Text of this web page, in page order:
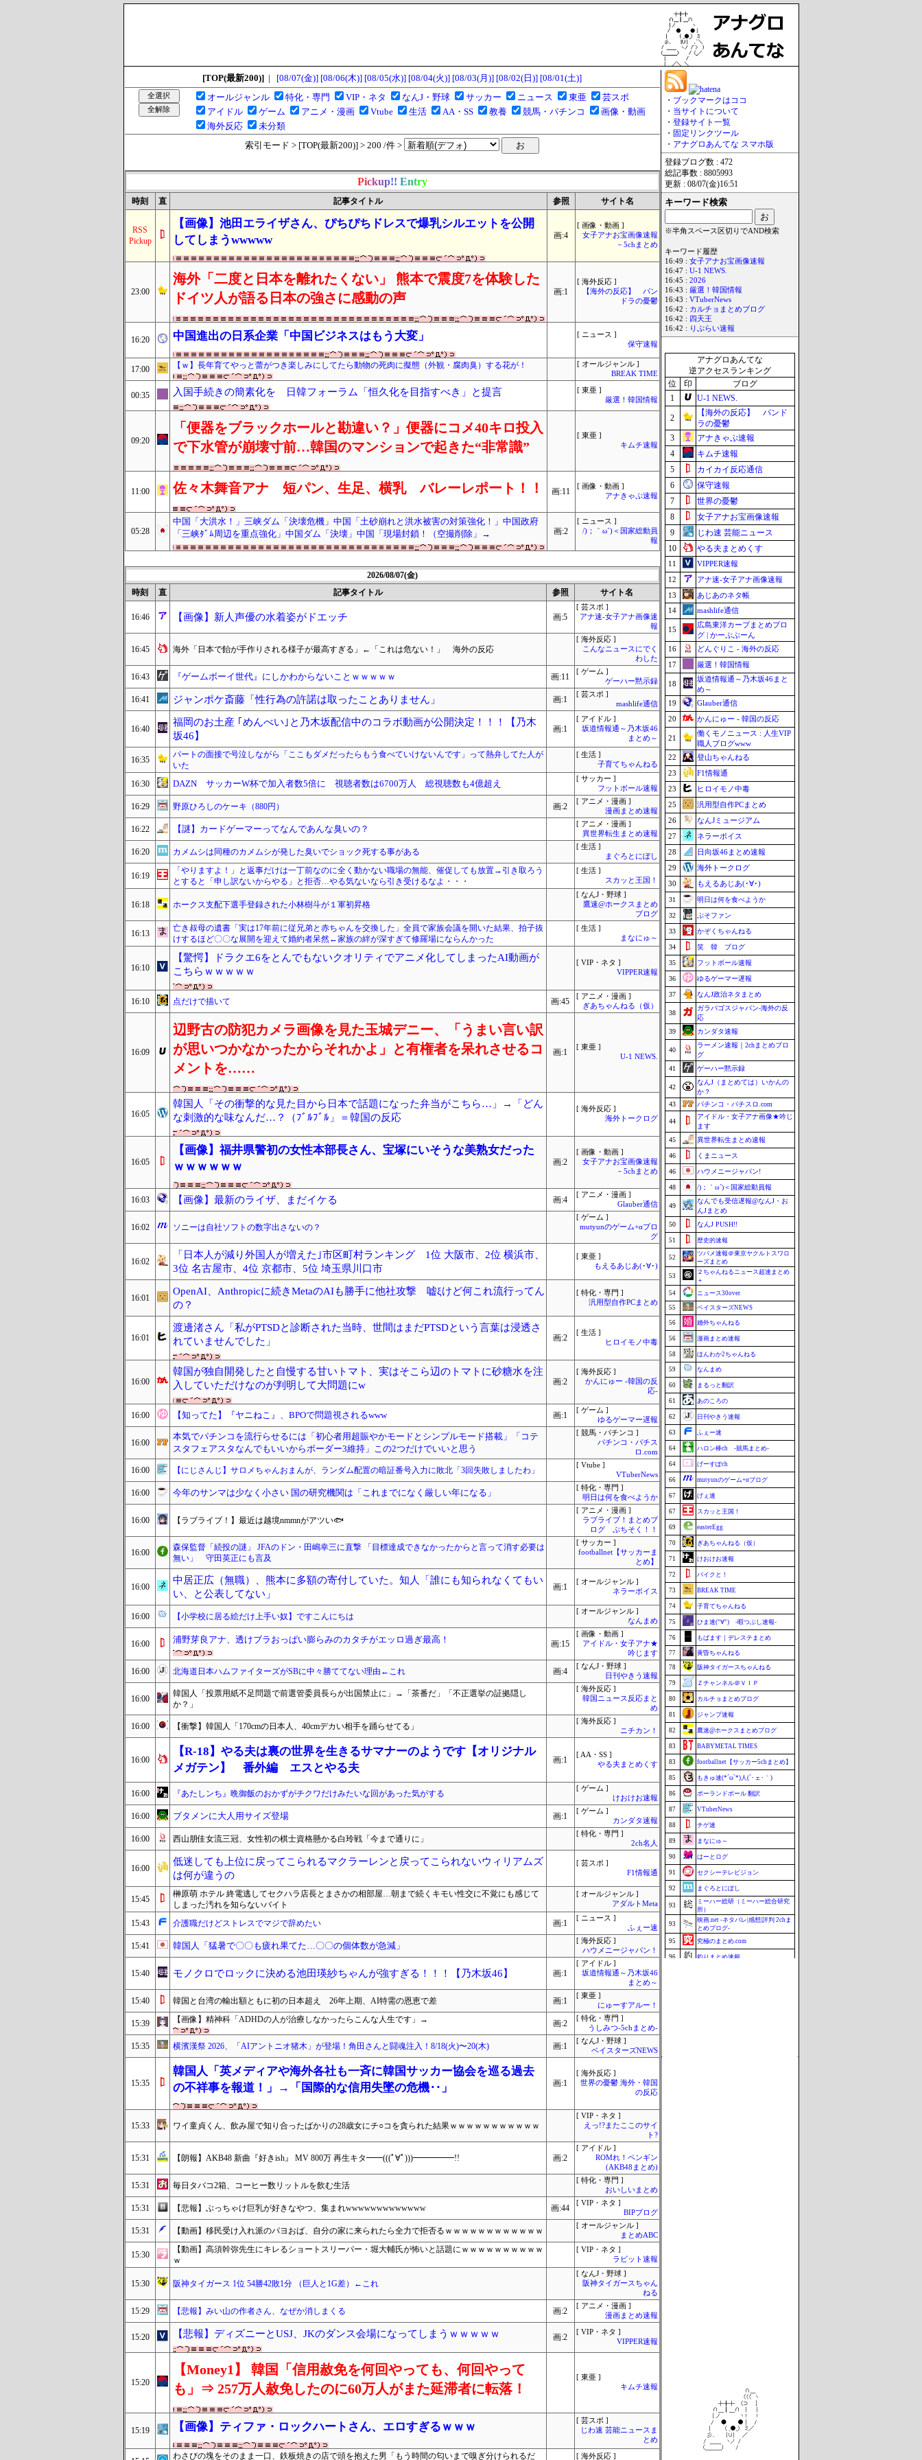
[TOP(最新200)] | [08/07(金)] [08/06(木)] [08/05(水)] [08/04(火)] [08/03(月)] [08/02(日)] [08/01(土)]
オールジャンル
特化・専門 VIP・ネタ なんJ・野球 サッカー ニュース 東亜
芸スポ
アイドル
ゲーム アニメ・漫画 Vtube 生活 AA・SS 教養 競馬・パチンコ
画像・動画
海外反応
未分類
索引モード > [TOP(最新200)] > 200 /件 >
Pickup!! Entry
時刻 直 記事タイトル 参照 サイト名
RSS
Pickup
【画像】池田エライザさん、ぴちぴちドレスで爆乳シルエットを公開
してしまうwwwww
画:4
[ 画像・動画 ]
女子アナお宝画像速報
－5chまとめ
23:00
海外「二度と日本を離れたくない」 熊本で震度7を体験した
ドイツ人が語る日本の強さに感動の声
画:1
[ 海外反応 ]
【海外の反応】 パン
ドラの憂鬱
16:20 中国進出の日系企業「中国ビジネスはもう大変」
[ ニュース ]
保守速報
17:00 【ｗ】長年育てやっと蕾がつき楽しみにしてたら動物の死肉に擬態（外観・腐肉臭）する花が！
[ オールジャンル ]
BREAK TIME
00:35 入国手続きの簡素化を 日韓フォーラム「恒久化を目指すべき」と提言
[ 東亜 ]
厳選！韓国情報
09:20
「便器をブラックホールと勘違い？」便器にコメ40キロ投入
で下水管が崩壊寸前…韓国のマンションで起きた“非常識”
[ 東亜 ]
キムチ速報
11:00 佐々木舞音アナ 短パン、生足、横乳 バレーレポート！！ 画:11
[ 画像・動画 ]
アナきゃぷ速報
05:28
中国「大洪水！」三峡ダム「決壊危機」中国「土砂崩れと洪水被害の対策強化！」中国政府
「三峡ﾀﾞﾑ周辺を重点強化」中国ダム「決壊」中国「現場封鎖！（空撮削除」→
画:2
[ ニュース ]
/)；｀ω´)＜国家総動員
報
2026/08/07(金)
時刻
直 記事タイトル 参照 サイト名
16:46 【画像】新人声優の水着姿がドエッチ 画:5
[ 芸スポ ]
アナ速‐女子アナ画像速
報
16:45 海外「日本で飴が手作りされる様子が最高すぎる」←「これは危ない！」 海外の反応
[ 海外反応 ]
こんなニュースにでく
わした
16:43 『ゲームボーイ世代』にしかわからないことｗｗｗｗｗ 画:11
[ ゲーム ]
ゲーハー黙示録
16:41 ジャンポケ斎藤「性行為の許諾は取ったことありません」 画:1
[ 芸スポ ]
mashlife通信
16:40
福岡のお土産 ｢めんべい｣と乃木坂配信中のコラボ動画が公開決定！！！【乃木
坂46】
画:1
[ アイドル ]
坂道情報通～乃木坂46
まとめ～
16:35
パートの面接で号泣しながら「ここもダメだったらもう食べていけないんです」って熱弁してた人が
いた
[ 生活 ]
子育てちゃんねる
16:30 DAZN サッカーW杯で加入者数5倍に 視聴者数は6700万人 総視聴数も4億超え
[ サッカー ]
フットボール速報
16:29 野原ひろしのケーキ（880円） 画:2
[ アニメ・漫画 ]
漫画まとめ速報
16:22 【謎】カードゲーマーってなんであんな臭いの？
[ アニメ・漫画 ]
異世界転生まとめ速報
16:20 カメムシは同種のカメムシが発した臭いでショック死する事がある
[ 生活 ]
まぐろとにぼし
16:19
「やりますよ！」と返事だけは一丁前なのに全く動かない職場の無能、催促しても放置→引き取ろう
とすると「申し訳ないからやる」と拒否…やる気ないなら引き受けるなよ・・・
[ 生活 ]
スカッと王国！
16:18 ホークス支配下選手登録された小林樹斗が１軍初昇格
[ なんJ・野球 ]
鷹速@ホークスまとめ
ブログ
16:13
亡き叔母の遺書「実は17年前に従兄弟と赤ちゃんを交換した」全員で家族会議を開いた結果、拍子抜
けするほど〇〇な展開を迎えて婚約者呆然←家族の絆が深すぎて修羅場にならんかった
[ 生活 ]
まなにゅ～
16:10
【驚愕】ドラクエ6をとんでもないクオリティでアニメ化してしまったAI動画が
こちらｗｗｗｗｗ
[ VIP・ネタ ]
VIPPER速報
16:10 点だけで描いて 画:45
[ アニメ・漫画 ]
ぎあちゃんねる（仮）
16:09
辺野古の防犯カメラ画像を見た玉城デニー、「うまい言い訳
が思いつかなかったからそれかよ」と有権者を呆れさせるコ
メントを……
画:1
[ 東亜 ]
U-1 NEWS.
16:05
韓国人「その衝撃的な見た目から日本で話題になった弁当がこちら…」→「どん
な刺激的な味なんだ…？（ﾌﾞﾙﾌﾞﾙ」＝韓国の反応
[ 海外反応 ]
海外トークログ
16:05
【画像】福井県警初の女性本部長さん、宝塚にいそうな美熟女だった
ｗｗｗｗｗｗ
画:2
[ 画像・動画 ]
女子アナお宝画像速報
－5chまとめ
16:03 【画像】最新のライザ、まだイケる 画:4
[ アニメ・漫画 ]
Glauber通信
16:02 ソニーは自社ソフトの数字出さないの？
[ ゲーム ]
mutyunのゲーム+αブロ
グ
16:02
「日本人が減り外国人が増えた｣市区町村ランキング 1位 大阪市、2位 横浜市、
3位 名古屋市、4位 京都市、5位 埼玉県川口市
[ 東亜 ]
もえるあじあ(･∀･)
16:01
OpenAI、Anthropicに続きMetaのAIも勝手に他社攻撃 嘘ξけど何これ流行ってん
の？
[ 特化・専門 ]
汎用型自作PCまとめ
16:01
渡邊渚さん「私がPTSDと診断された当時、世間はまだPTSDという言葉は浸透さ
れていませんでした」
画:2
[ 生活 ]
ヒロイモノ中毒
16:00
韓国が独自開発したと自慢する甘いトマト、実はそこら辺のトマトに砂糖水を注
入していただけなのが判明して大問題にw
画:2
[ 海外反応 ]
かんにゅー -韓国の反
応-
16:00 【知ってた】『ヤニねこ』、BPOで問題視されるwww 画:1
[ ゲーム ]
ゆるゲーマー遅報
16:00
本気でパチンコを流行らせるには「初心者用超賑やかモードとシンプルモード搭載」「コテ
スタフェアスタなんでもいいからボーダー3維持」この2つだけでいいと思う
[ 競馬・パチンコ ]
パチンコ・パチス
ロ.com
16:00 【にじさんじ】サロメちゃんおまんが、ランダム配置の暗証番号入力に敗北「3回失敗しましたわ」
[ Vtube ]
VTuberNews
16:00 今年のサンマは少なく小さい 国の研究機関は「これまでになく厳しい年になる」
[ 特化・専門 ]
明日は何を食べようか
16:00 【ラブライブ！】最近は越境nmmnがアツい🐟
[ アニメ・漫画 ]
ラブライブ！まとめブ
ログ ぷちそく！！
16:00
森保監督「続投の謎」 JFAのドン・田嶋幸三に直撃 「目標達成できなかったからと言って消す必要は
無い」 守田英正にも言及
[ サッカー ]
footballnet【サッカーま
とめ】
16:00
中居正広（無職）、熊本に多額の寄付していた。知人「誰にも知られなくてもい
い、と公表してない」
画:1
[ オールジャンル ]
ネラーボイス
16:00 【小学校に居る絵だけ上手い奴】ですこんにちは
[ オールジャンル ]
なんまめ
16:00 浦野芽良アナ、透けブラおっぱい膨らみのカタチがエッロ過ぎ最高！ 画:15
[ 画像・動画 ]
アイドル・女子アナ★
吟じます
16:00 北海道日本ハムファイターズがSBに中々勝ててない理由←これ 画:4
[ なんJ・野球 ]
日刊やきう速報
16:00
韓国人「投票用紙不足問題で前選管委員長らが出国禁止に」→「茶番だ」「不正選挙の証拠隠し
か？」
[ 海外反応 ]
韓国ニュース反応まと
め
16:00 【衝撃】韓国人「170cmの日本人、40cmデカい相手を踊らせてる」
[ 海外反応 ]
ニチカン！
16:00
【R-18】やる夫は裏の世界を生きるサマナーのようです【オリジナル
メガテン】 番外編 エスとやる夫
画:1
[ AA・SS ]
やる夫まとめくす
16:00 『あたしンち』晩御飯のおかずがチクワだけみたいな回があった気がする
[ ゲーム ]
けおけお速報
16:00 ブタメンに大人用サイズ登場 画:1
[ ゲーム ]
カンダタ速報
16:00 西山朋佳女流三冠、女性初の棋士資格懸かる白玲戦「今まで通りに」
[ 特化・専門 ]
2ch名人
16:00
低迷しても上位に戻ってこられるマクラーレンと戻ってこられないウィリアムズ
は何が違うの
[ 芸スポ ]
F1情報通
15:45
榊原萌 ホテル 終電逃してセクハラ店長とまさかの相部屋…朝まで続くキモい性交に不覚にも感じて
しまった汚れを知らないバイト
[ オールジャンル ]
アダルトMeta
15:43 介護職だけどストレスでマジで辞めたい 画:1
[ ニュース ]
ふぇー速
15:41 韓国人「猛暑で〇〇も疲れ果てた…〇〇の個体数が急減」
[ 海外反応 ]
ハウメニージャパン！
15:40 モノクロでロックに決める池田瑛紗ちゃんが強すぎる！！！【乃木坂46】 画:1
[ アイドル ]
坂道情報通～乃木坂46
まとめ～
15:40 韓国と台湾の輸出額ともに初の日本超え 26年上期、AI特需の恩恵で差 画:1
[ 東亜 ]
にゅーすアルー！
15:39 【画像】精神科「ADHDの人が治療しなかったらこんな人生です」→ 画:2
[ 特化・専門 ]
うしみつ-5chまとめ-
15:35 横濱漢祭 2026、「AIアントニオ猪木」が登場！角田さんと闘魂注入！8/18(火)〜20(木) 画:1
[ なんJ・野球 ]
ベイスターズNEWS
15:35
韓国人「英メディアや海外各社も一斉に韓国サッカー協会を巡る過去
の不祥事を報道！」→「国際的な信用失墜の危機‥」
画:1
[ 海外反応 ]
世界の憂鬱 海外・韓国
の反応
15:33 ワイ童貞くん、飲み屋で知り合ったばかりの28歳女にチ○コを貪られた結果ｗｗｗｗｗｗｗｗｗｗｗ
[ VIP・ネタ ]
えっ!?またここのサイ
ト?
15:31 【朗報】AKB48 新曲『好きish』 MV 800万 再生キタ━━(((ﾟ∀ﾟ)))━━━━━!! 画:2
[ アイドル ]
ROMれ！ペンギン
(AKB48まとめ)
15:31 毎日タバコ2箱、コーヒー数リットルを飲む生活
[ 特化・専門 ]
おいしいまとめ
15:31 【悲報】ぶっちゃけ巨乳が好きなやつ、集まれwwwwwwwwwwwww 画:44
[ VIP・ネタ ]
BIPブログ
15:31 【動画】移民受け入れ派のパヨおば、自分の家に来られたら全力で拒否るｗｗｗｗｗｗｗｗｗｗｗｗ
[ オールジャンル ]
まとめABC
15:30
【動画】高須幹弥先生にキレるショートスリーパー・堀大輔氏が怖いと話題にｗｗｗｗｗｗｗｗｗｗ
ｗ
[ VIP・ネタ ]
ラビット速報
15:30 阪神タイガース 1位 54勝42敗1分 （巨人と1G差）←これ
[ なんJ・野球 ]
阪神タイガースちゃん
ねる
15:29 【悲報】みい山の作者さん、なぜか消しまくる 画:2
[ アニメ・漫画 ]
漫画まとめ速報
15:20 【悲報】ディズニーとUSJ、JKのダンス会場になってしまうｗｗｗｗｗ 画:2
[ VIP・ネタ ]
VIPPER速報
15:20
【Money1】 韓国「信用赦免を何回やっても、何回やって
も」⇒ 257万人赦免したのに60万人がまた延滞者に転落！
[ 東亜 ]
キムチ速報
15:19 【画像】ティファ・ロックハートさん、エロすぎるｗｗｗ
[ 芸スポ ]
じわ速 芸能ニュースま
とめ
わさびの塊をそのまま一口、鉄板焼きの店で頭を抱えた男「もう時間の匂いまで嗅ぎ分けられるだ [ 海外反応 ]
・ ブックマークはココ
・ 当サイトについて
・ 登録サイト一覧
・ 固定リンクツール
・ アナグロあんてな スマホ版
登録ブログ数 : 472
総記事数 : 8805993
更新 : 08/07(金)16:51
キーワード検索
※半角スペース区切りでAND検索
キーワード履歴
16:49 : 女子アナお宝画像速報
16:47 : U-1 NEWS.
16:45 : 2026
16:43 : 厳選！韓国情報
16:43 : VTuberNews
16:42 : カルチョまとめブログ
16:42 : 四天王
16:42 : りぷらい速報
アナグロあんてな
逆アクセスランキング
位
印
ブログ
1
U-1 NEWS.
2
【海外の反応】 パンド
ラの憂鬱
3
アナきゃぷ速報
4
キムチ速報
5
カイカイ反応通信
6
保守速報
7
世界の憂鬱
8
女子アナお宝画像速報
9
じわ速 芸能ニュース
10
やる夫まとめくす
11
VIPPER速報
12
アナ速‐女子アナ画像速報
13
あじあのネタ帳
14
mashlife通信
15
広島東洋カープまとめブロ
グ | かーぷぶーん
16
どんぐりこ - 海外の反応
17
厳選！韓国情報
18
坂道情報通～乃木坂46まと
め～
19
Glauber通信
20
かんにゅー - 韓国の反応
21
働くモノニュース : 人生VIP
職人ブログwww
22
登山ちゃんねる
23
F1情報通
23
ヒロイモノ中毒
25
汎用型自作PCまとめ
26
なんJミュージアム
27
ネラーボイス
28
日向坂46まとめ速報
29
海外トークログ
30
もえるあじあ(･∀･)
31 明日は何を食べようか
32 ぷそファン
33 かぞくちゃんねる
34 笑 韓 ブログ
35 フットボール速報
36 ゆるゲーマー遅報
37 なんJ政治ネタまとめ
38
ガラパゴスジャパン-海外の反
応
39
カンダタ速報
40
ラーメン速報｜2chまとめブロ
グ
41
ゲーハー黙示録
42
なんJ（まとめては）いかんの
か？
43
パチンコ・パチスロ.com
44
アイドル・女子アナ画像★吟じ
ます
45
異世界転生まとめ速報
46 くまニュース
46 ハウメニージャパン!
48 /)；｀ω´)＜国家総動員報
49
なんでも受信遅報@なんJ・お
んJまとめ
50
なんJ PUSH!!
51 歴史的速報
52
ツバメ速報＠東京ヤクルトスワロ
ーズまとめ
53
２ちゃんねるニュース超速まとめ
＋
54
ニュース30over
55 ベイスターズNEWS
56 婚外ちゃんねる
56 漫画まとめ速報
58 ほんわか2ちゃんねる
59 なんまめ
60 まるっと翻訳
61 あのころの
62 日刊やきう速報
63 ふぇー速
64 ハロン棒ch -競馬まとめ-
64 げーすぽch
66 mutyunのゲーム+αブログ
67 げぇ速
67 スカッと王国！
69 easterEgg
70 ぎあちゃんねる（仮）
71 けおけお速報
72 バイクと！
73 BREAK TIME
74 子育てちゃんねる
75 ひま速(°∀°) -暇つぶし速報-
76 もばます｜デレステまとめ
77 黄昏ちゃんねる
78 阪神タイガースちゃんねる
79 Ｚチャンネル＠ＶＩＰ
80 カルチョまとめブログ
81 ジャンプ速報
82 鷹速@ホークスまとめブログ
83 BABYMETAL TIMES
83 footballnet【サッカー5chまとめ】
85 もきゅ速(*´ω`*)人(´･ェ･｀)
86 ポーランドボール 翻訳
87 VTuberNews
88 チゲ速
89 まなにゅ～
90 はーとログ
91 セクシーテレビジョン
92 まぐろとにぼし
93
ミーハー総研（ミーハー総合研究
所）
93
映画.net -ネタバレ|感想|評判 2chま
とめブログ-
95
究極のまとめ.com
96 釣りまとめ速報